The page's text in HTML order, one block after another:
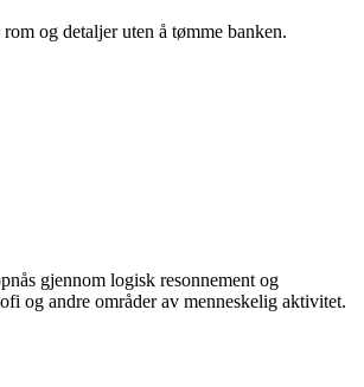
og detaljer uten å tømme banken.
gjennom logisk resonnement og
og andre områder av menneskelig aktivitet.